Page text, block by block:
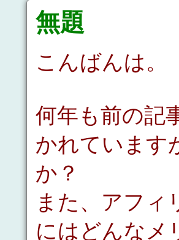
無題
こんばんは。
何年も前の記
かれています
か？
また、アフィ
にはどんなメ